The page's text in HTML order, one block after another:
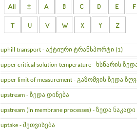
All ‡ A B C D E F
T U V W X Y Z
uphill transport - აქტიური ტრანსპორტი (1)
upper critical solution temperature - ხსნარის
upper limit of measurement - გაზომვის ზედა
upstream - ზედა დინება
upstream (in membrane processes) - ზედა
uptake - შეთვისება